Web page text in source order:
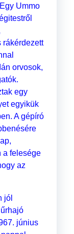
Ummo
rákérdezett
orvosok,
egy
egyikük
A gépíró
a felesége
az
jól
június